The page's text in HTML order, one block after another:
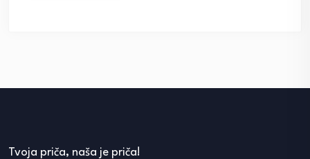
Tvoja priča, naša je priča!